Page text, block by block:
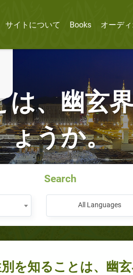
サイトについて Books オーデ
、幽玄
ょうか。
Search
All Languages
を知ることは、幽